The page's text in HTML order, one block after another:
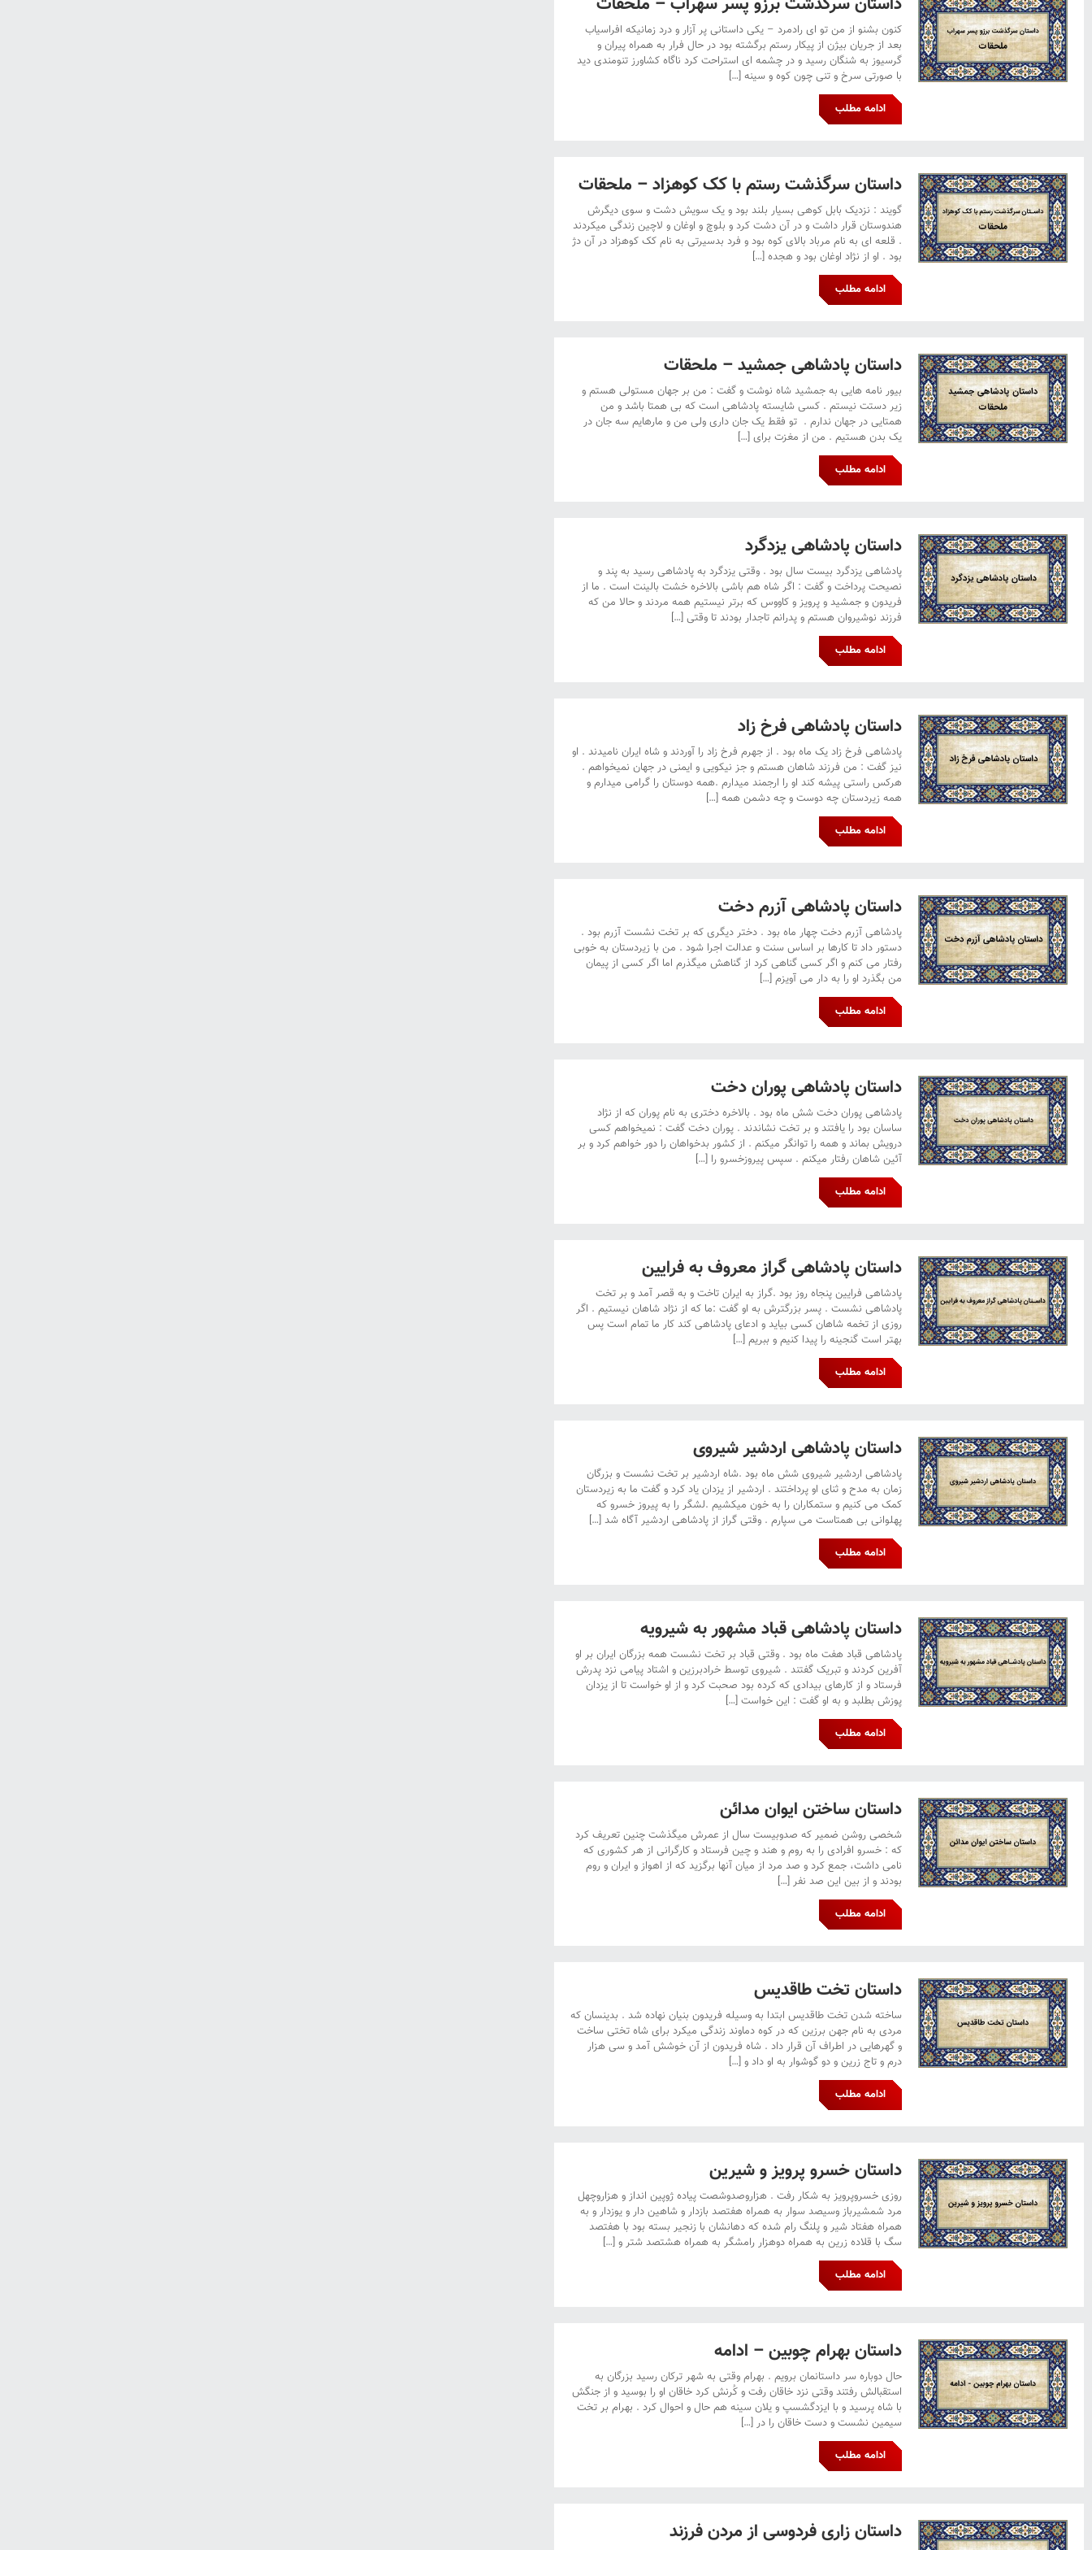
کنون بشنو از من تو ای رادمرد – یکی داستانی پر آزار و درد زمانیکه افراسیاب
بعد از جریان بیژن از پیکار رستم برگشته بود در حال فرار به همراه پیران و
گرسیوز به شنگان رسید و در چشمه ای استراحت کرد ناگاه کشاورز تنومندی دید
با صورتی سرخ و تنی چون کوه و سینه […]
ادامه مطلب
داستان سرگذشت رستم با کک کوهزاد – ملحقات
گویند : نزدیک بابل کوهی بسیار بلند بود و یک سویش دشت و سوی دیگرش
هندوستان قرار داشت و در آن دشت کرد و بلوچ و اوغان و لاچین زندگی میکردند
. قلعه ای به نام مرباد بالای کوه بود و فرد بدسیرتی به نام کک کوهزاد در آن دژ
بود . او از نژاد اوغان بود و هجده […]
ادامه مطلب
داستان پادشاهی جمشید – ملحقات
بیور نامه هایی به جمشید شاه نوشت و گفت : من بر جهان مستولی هستم و
زیر دستت نیستم . کسی شایسته پادشاهی است که بی همتا باشد و من
همتایی در جهان ندارم . تو فقط یک جان داری ولی من و مارهایم سه جان در
یک بدن هستیم . من از مغزت برای […]
ادامه مطلب
داستان پادشاهی یزدگرد
پادشاهی یزدگرد بیست سال بود . وقتی یزدگرد به پادشاهی رسید به پند و
نصیحت پرداخت و گفت : اگر شاه هم باشی بالاخره خشت بالینت است . ما از
فریدون و جمشید و پرویز و کاووس که برتر نیستیم همه مردند و حالا من که
فرزند نوشیروان هستم و پدرانم تاجدار بودند تا وقتی […]
ادامه مطلب
داستان پادشاهی فرخ زاد
پادشاهی فرخ زاد یک ماه بود . از جهرم فرخ زاد را آوردند و شاه ایران نامیدند . او
نیز گفت : من فرزند شاهان هستم و جز نیکویی و ایمنی در جهان نمیخواهم .
هرکس راستی پیشه کند او را ارجمند میدارم .همه دوستان را گرامی میدارم و
همه زیردستان چه دوست و چه دشمن همه […]
ادامه مطلب
داستان پادشاهی آزرم دخت
پادشاهی آزرم دخت چهار ماه بود . دختر دیگری که بر تخت نشست آزرم بود .
دستور داد تا کارها بر اساس سنت و عدالت اجرا شود . من با زیردستان به خوبی
رفتار می کنم و اگر کسی گناهی کرد از گناهش میگذرم اما اگر کسی از پیمان
من بگذرد او را به دار می آویزم […]
ادامه مطلب
داستان پادشاهی پوران دخت
پادشاهی پوران دخت شش ماه بود . بالاخره دختری به نام پوران که از نژاد
ساسان بود را یافتند و بر تخت نشاندند . پوران دخت گفت : نمیخواهم کسی
درویش بماند و همه را توانگر میکنم . از کشور بدخواهان را دور خواهم کرد و بر
آئین شاهان رفتار میکنم . سپس پیروزخسرو را […]
ادامه مطلب
داستان پادشاهی گراز معروف به فرایین
پادشاهی فرایین پنجاه روز بود .گراز به ایران تاخت و به قصر آمد و بر تخت
پادشاهی نشست . پسر بزرگترش به او گفت :ما که از نژاد شاهان نیستیم . اگر
روزی از تخمه شاهان کسی بیاید و ادعای پادشاهی کند کار ما تمام است پس
بهتر است گنجینه را پیدا کنیم و ببریم […]
ادامه مطلب
داستان پادشاهی اردشیر شیروی
پادشاهی اردشیر شیروی شش ماه بود .شاه اردشیر بر تخت نشست و بزرگان
زمان به مدح و ثنای او پرداختند . اردشیر از یزدان یاد کرد و گفت ما به زیردستان
کمک می کنیم و ستمکاران را به خون میکشیم .لشگر را به پیروز خسرو که
پهلوانی بی همتاست می سپارم . وقتی گراز از پادشاهی اردشیر آگاه شد […]
ادامه مطلب
داستان پادشاهی قباد مشهور به شیرویه
پادشاهی قباد هفت ماه بود . وقتی قباد بر تخت نشست همه بزرگان ایران بر او
آفرین کردند و تبریک گفتند . شیروی توسط خرادبرزین و اشتاد پیامی نزد پدرش
فرستاد و از کارهای بیدادی که کرده بود صحبت کرد و از او خواست تا از یزدان
پوزش بطلبد و به او گفت : این خواست […]
ادامه مطلب
داستان ساختن ایوان مدائن
شخصی روشن ضمیر که صدوبیست سال از عمرش میگذشت چنین تعریف کرد
که : خسرو افرادی را به روم و هند و چین فرستاد و کارگرانی از هر کشوری که
نامی داشت، جمع کرد و صد مرد از میان آنها برگزید که از اهواز و ایران و روم
بودند و از بین این صد نفر […]
ادامه مطلب
داستان تخت طاقدیس
ساخته شدن تخت طاقدیس ابتدا به وسیله فریدون بنیان نهاده شد . بدینسان که
مردی به نام جهن برزین که در کوه دماوند زندگی میکرد برای شاه تختی ساخت
و گهرهایی در اطراف آن قرار داد . شاه فریدون از آن خوشش آمد و سی هزار
درم و تاج زرین و دو گوشوار به او داد و […]
ادامه مطلب
داستان خسرو پرویز و شیرین
روزی خسروپرویز به شکار رفت . هزاروصدوشصت پیاده ژوپین انداز و هزاروچهل
مرد شمشیرباز وسیصد سوار به همراه هفتصد بازدار و شاهین دار و یوزدار و به
همراه هفتاد شیر و پلنگ رام شده که دهانشان با زنجیر بسته بود با هفتصد
سگ با قلاده زرین به همراه دوهزار رامشگر به همراه هشتصد شتر و […]
ادامه مطلب
داستان بهرام چوبین – ادامه
حال دوباره سر داستانمان برویم . بهرام وقتی به شهر ترکان رسید بزرگان به
استقبالش رفتند وقتی نزد خاقان رفت و کُرنش کرد خاقان او را بوسید و از جنگش
با شاه پرسید و با ایزدگشسپ و یلان سینه هم حال و احوال کرد . بهرام بر تخت
سیمین نشست و دست خاقان را در […]
ادامه مطلب
داستان زاری فردوسی از مردن فرزند